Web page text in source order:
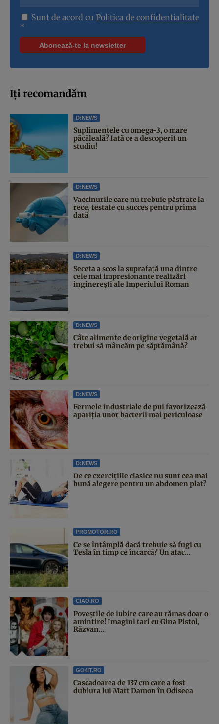
Sunt de acord cu Politica de confidentialitate
*
Iți recomandăm
D:NEWS
Suplimentele cu omega-3, o mare
păcăleală? Iată ce a descoperit un
studiu!
D:NEWS
Vaccinurile care nu trebuie păstrate la
rece, testate cu succes pentru prima
dată
D:NEWS
Seceta a scos la suprafață una dintre
cele mai impresionante realizări
inginerești ale Imperiului Roman
D:NEWS
Câte alimente de origine vegetală ar
trebui să mâncăm pe săptămână?
D:NEWS
Fermele industriale de pui favorizează
apariția unor bacterii mai periculoase
D:NEWS
De ce cxercițiile clasice nu sunt cea mai
bună alegere pentru un abdomen plat?
PROMOTOR.RO
Ce se întâmplă dacă trebuie să fugi cu
Tesla în timp ce încarcă? Un atac...
CIAO.RO
Poveştile de iubire care au rămas doar o
amintire! Imagini tari cu Gina Pistol,
Răzvan...
GO4IT.RO
Cascadoarea de 137 cm care a fost
dublura lui Matt Damon în Odiseea